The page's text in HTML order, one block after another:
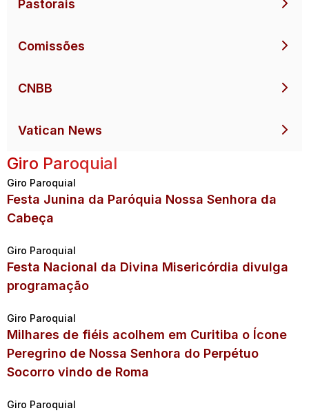
Pastorais
Comissões
CNBB
Vatican News
Giro Paroquial
Giro Paroquial
Festa Junina da Paróquia Nossa Senhora da
Cabeça
Giro Paroquial
Festa Nacional da Divina Misericórdia divulga
programação
Giro Paroquial
Milhares de fiéis acolhem em Curitiba o Ícone
Peregrino de Nossa Senhora do Perpétuo
Socorro vindo de Roma
Giro Paroquial